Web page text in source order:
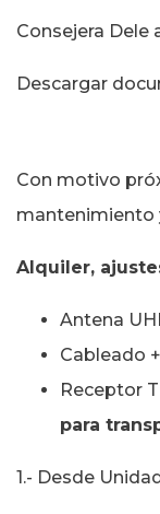
Consejera Dele
Descargar
Con motivo
mantenimiento
Alquiler,
Antena
Cableado
Receptor
para
1.- Desde